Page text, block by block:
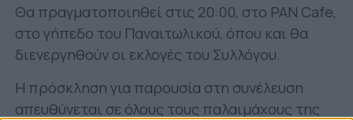
Θα πραγματοποιηθεί στις 20:00, στο PAN Cafe,
στο γήπεδο του Παναιτωλικού, όπου και θα
διενεργηθούν οι εκλογές του Συλλόγου.
Η πρόσκληση για παρουσία στη συνέλευση
απευθύνεται σε όλους τους παλαιμάχους της